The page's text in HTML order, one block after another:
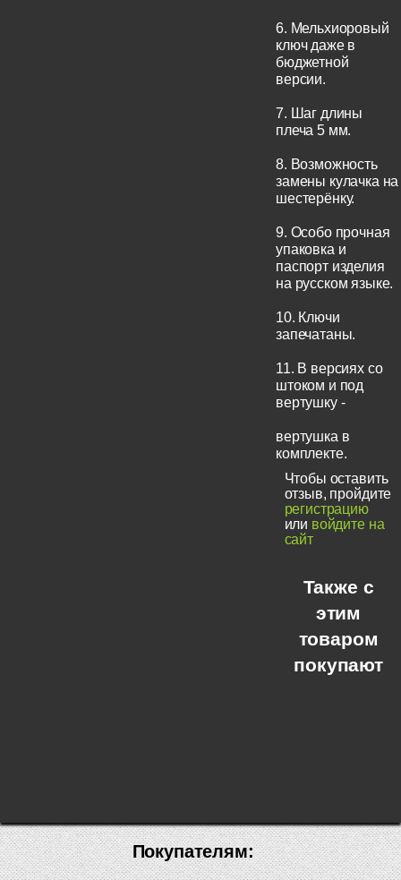
6. Мельхиоровый
ключ даже в
бюджетной
версии.
7. Шаг длины
плеча 5 мм.
8. Возможность
замены кулачка на
шестерёнку.
9. Особо прочная
упаковка и
паспорт изделия
на русском языке.
10. Ключи
запечатаны.
11. В версиях со
штоком и под
вертушку -
вертушка в
комплекте.
Чтобы оставить
отзыв, пройдите
регистрацию
или войдите на
сайт
Также с
этим
товаром
покупают
Покупателям: